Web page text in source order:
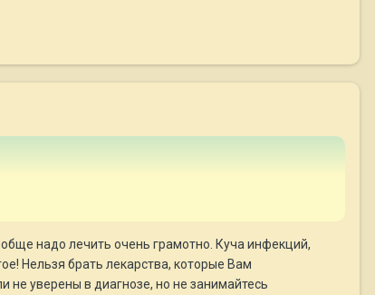
надо лечить очень грамотно. Куча инфекций,
Нельзя брать лекарства, которые Вам
не уверены в диагнозе, но не занимайтесь